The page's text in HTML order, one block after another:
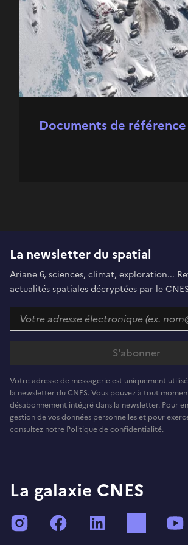
Documents de référence
La newsletter du spatial
Ariane 6, sciences, climat, exploration...
actualités spatiales décryptées par le
Votre adresse de messagerie est uniquement
la newsletter du CNES. Vous pouvez à tout
désabonnement intégré dans la newsletter. Pour
gestion de vos données personnelles et pour
consultez notre Politique de confidentialité.
La galaxie CNES
InstagramFacebook TikTok